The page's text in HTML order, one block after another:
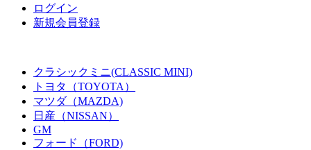
ログイン
新規会員登録
クラシックミニ(CLASSIC MINI)
トヨタ（TOYOTA）
マツダ（MAZDA)
日産（NISSAN）
GM
フォード（FORD)